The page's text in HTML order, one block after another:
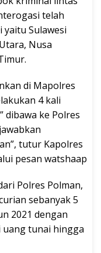
telah
yaitu Sulawesi
Nusa
di Mapolres
4 kali
dibawa ke Polres
tutur Kapolres
pesan watshaap
Polres Polman,
sebanyak 5
2021 dengan
tunai hingga